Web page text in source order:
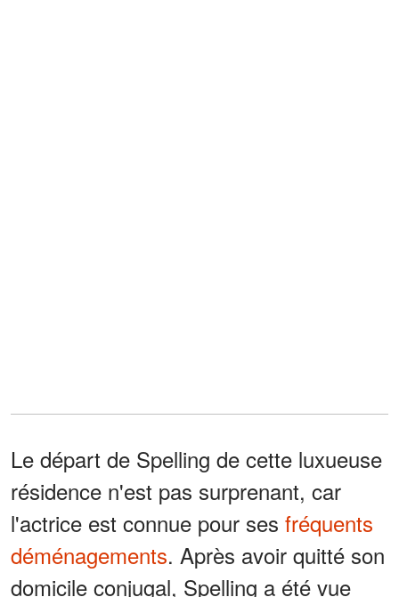
Le départ de Spelling de cette luxueuse
résidence n'est pas surprenant, car
l'actrice est connue pour ses fréquents
déménagements. Après avoir quitté son
domicile conjugal, Spelling a été vue